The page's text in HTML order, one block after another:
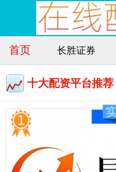
首页 长胜证券
十大配资平台推荐